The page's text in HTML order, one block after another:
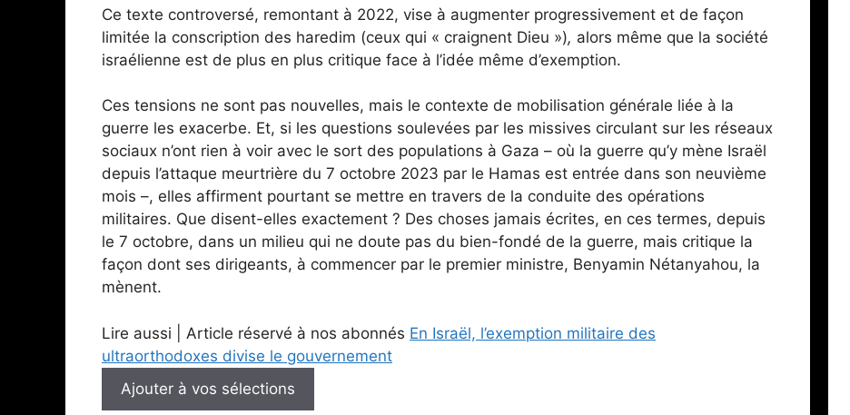
Ce texte controversé, remontant à 2022, vise à augmenter progressivement et de façon
limitée la conscription des haredim (ceux qui « craignent Dieu »), alors même que la société
israélienne est de plus en plus critique face à l’idée même d’exemption.
Ces tensions ne sont pas nouvelles, mais le contexte de mobilisation générale liée à la
guerre les exacerbe. Et, si les questions soulevées par les missives circulant sur les réseaux
sociaux n’ont rien à voir avec le sort des populations à Gaza – où la guerre qu’y mène Israël
depuis l’attaque meurtrière du 7 octobre 2023 par le Hamas est entrée dans son neuvième
mois –, elles affirment pourtant se mettre en travers de la conduite des opérations
militaires. Que disent-elles exactement ? Des choses jamais écrites, en ces termes, depuis
le 7 octobre, dans un milieu qui ne doute pas du bien-fondé de la guerre, mais critique la
façon dont ses dirigeants, à commencer par le premier ministre, Benyamin Nétanyahou, la
mènent.
Lire aussi | Article réservé à nos abonnés En Israël, l’exemption militaire des
ultraorthodoxes divise le gouvernement
Ajouter à vos sélections